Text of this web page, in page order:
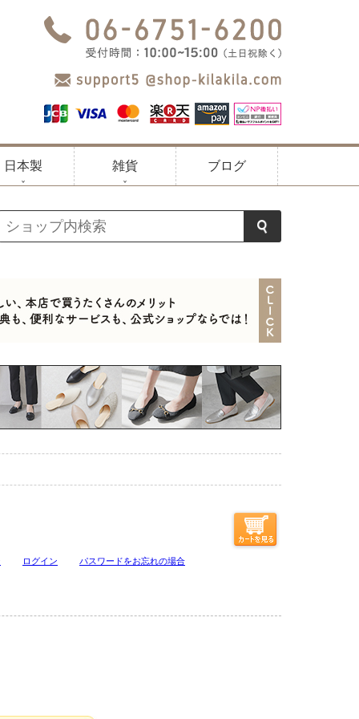
日本製 雑貨 ブログ
ログイン パスワードをお忘れの場合